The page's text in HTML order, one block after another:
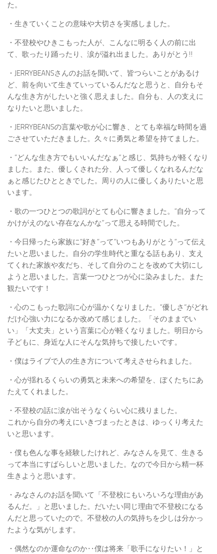
た。
・生きていくことの意味や大切さを実感しました。
・不登校やひきこもった人が、こんなに明るく人の前に出
て、歌ったり踊ったり、涙が溢れ出ました。ありがとう!!
・JERRYBEANSさんのお話を聞いて、皆つらいことがあるけ
ど、前を向いて生きていっているんだなと思うと、自分もそ
んな生き方がしたいと強く思えました。自分も、人の支えに
なりたいと思いました。
・JERRYBEANSの言葉や歌が心に響き、とても幸福な時間を過
ごさせていただきました。久々に勇気と希望を持てました。
・”どんな生き方でもいいんだなぁ”と感じ、気持ちが軽くなり
ました。また、優しくされた分、人って優しくなれるんだな
ぁと感じたひとときでした。周りの人に優しくありたいと思
います。
・歌の一つひとつの歌詞がとても心に響きました。”自分って
かけがえのない存在なんかな”って思える時間でした。
・今日帰ったら家族に”好き”って”いつもありがとう”って伝え
たいと思いました。自分の学生時代と重なる話もあり、支え
てくれた家族や友だち、そして自分のことを改めて大切にし
ようと思いました。言葉一つひとつが心に染みました。また
観たいです！
・心のこもった歌詞に心が温かくなりました。”優しさ”がどれ
だけ心強い力になるか改めて感じました。「そのままでい
い」「大丈夫」という言葉に心が軽くなりました。明日から
子どもに、身近な人にそんな気持ちで接したいです。
・僕はライブで人の生き方について考えさせられました。
・心が揺れるくらいの勇気と未来への希望を、ぼくたちにあ
たえてくれました。
・不登校の話に涙が出そうなくらい心に残りました。
これから自分の考えにいきづまったときは、ゆっくり考えた
いと思います。
・僕も色んな事を経験したけれど、みなさんを見て、生きる
って本当にすばらしいと思いました。なので今日から精一杯
生きようと思います。
・みなさんのお話を聞いて「不登校にもいろいろな理由があ
るんだ。」と思いました。だいたい同じ理由で不登校になる
んだと思っていたので。不登校の人の気持ちを少しは分かっ
たような気がします。
・偶然なのか運命なのか‥僕は将来「歌手になりたい！」と